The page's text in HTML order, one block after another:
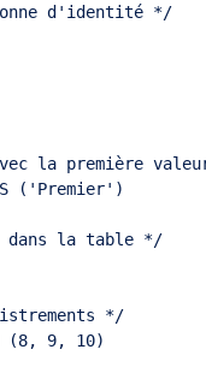
d'identité */
la première
('Premier')
dans la table */
*/
(8, 9, 10)